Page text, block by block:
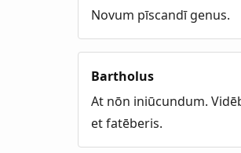
Novum pīscandī genus.
Bartholus
At nōn iniūcundum.
et fatēberis.